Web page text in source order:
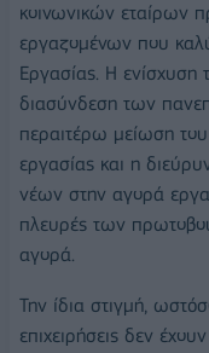
κοινωνικών εταίρων
εργαζομένων που
Εργασίας. Η ενίσχυση
διασύνδεση των
περαιτέρω μείωση
εργασίας και η
νέων στην αγορά
πλευρές των
αγορά.
Την ίδια στιγμή,
επιχειρήσεις δεν